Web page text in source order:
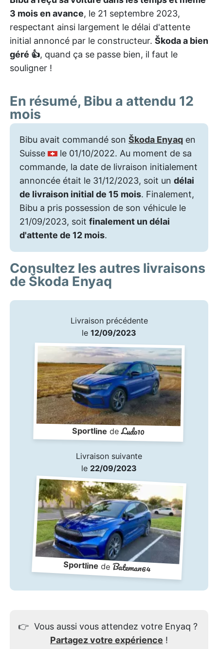
3 mois en avance, le 21 septembre 2023,
respectant ainsi largement le délai d'attente
initial annoncé par le constructeur. Škoda a bien
géré 👍, quand ça se passe bien, il faut le
souligner !
En résumé, Bibu a attendu 12
mois
Bibu avait commandé son Škoda Enyaq en
Suisse
le 01/10/2022. Au moment de sa
commande, la date de livraison initialement
annoncée était le 31/12/2023, soit un délai
de livraison initial de 15 mois. Finalement,
Bibu a pris possession de son véhicule le
21/09/2023, soit finalement un délai
d'attente de 12 mois.
Consultez les autres livraisons
de Škoda Enyaq
Livraison précédente
le 12/09/2023
Sportline deLudo10
Livraison suivante
le 22/09/2023
Sportlinede Bateman64
👉 Vous aussi vous attendez votre Enyaq ?
Partagez votre expérience !